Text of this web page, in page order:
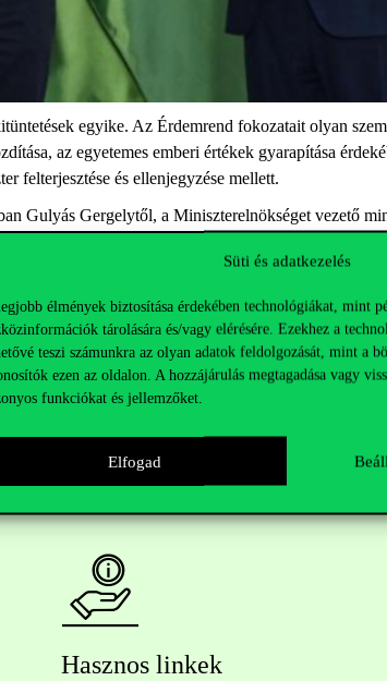
Süti és adatkezelés
élmények biztosítása érdekében technológiákat, mint
tárolására és/vagy elérésére. Ezekhez a
teszi számunkra az olyan adatok feldolgozását, mint a
ezen az oldalon. A hozzájárulás megtagadása vagy
funkciókat és jellemzőket.
Elfogad
egyike. Az Érdemrend fokozatait olyan
az egyetemes emberi értékek gyarapítása
felterjesztése és ellenjegyzése mellett.
Gulyás Gergelytől, a Miniszterelnökséget vezető
elnökeként irányította az egyetem megújulását.
Hasznos linkek